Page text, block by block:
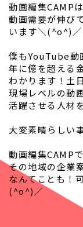
動画編集CAMPは
動画需要が伸び
います＼(^o^)／
僕もYouTube動
年に億を超える
わかります！土
現場レベルの動
活躍させる人材
大変素晴らしい
動画編集CAMP
その地域の企業
なんてことも！
(^o^)／